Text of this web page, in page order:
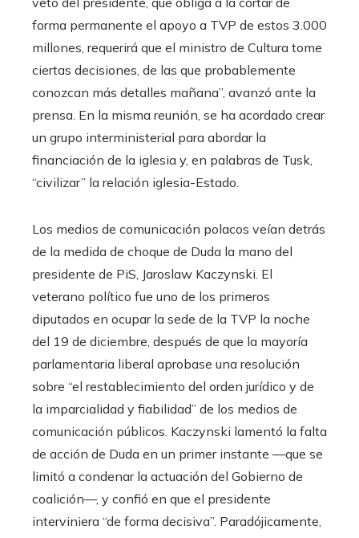
forma permanente el apoyo a TVP de estos 3.000
millones, requerirá que el ministro de Cultura tome
ciertas decisiones, de las que probablemente
conozcan más detalles mañana”, avanzó ante la
prensa. En la misma reunión, se ha acordado crear
un grupo interministerial para abordar la
financiación de la iglesia y, en palabras de Tusk,
“civilizar” la relación iglesia-Estado.
Los medios de comunicación polacos veían detrás
de la medida de choque de Duda la mano del
presidente de PiS, Jaroslaw Kaczynski. El
veterano político fue uno de los primeros
diputados en ocupar la sede de la TVP la noche
del 19 de diciembre, después de que la mayoría
parlamentaria liberal aprobase una resolución
sobre “el restablecimiento del orden jurídico y de
la imparcialidad y fiabilidad” de los medios de
comunicación públicos. Kaczynski lamentó la falta
de acción de Duda en un primer instante —que se
limitó a condenar la actuación del Gobierno de
coalición—, y confió en que el presidente
interviniera “de forma decisiva”. Paradójicamente,